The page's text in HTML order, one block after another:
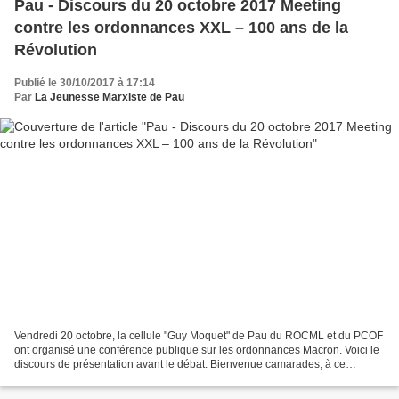
Pau - Discours du 20 octobre 2017 Meeting
contre les ordonnances XXL – 100 ans de la
Révolution
Publié le 30/10/2017 à 17:14
Par La Jeunesse Marxiste de Pau
Vendredi 20 octobre, la cellule "Guy Moquet" de Pau du ROCML et du PCOF
ont organisé une conférence publique sur les ordonnances Macron. Voici le
discours de présentation avant le débat. Bienvenue camarades, à ce